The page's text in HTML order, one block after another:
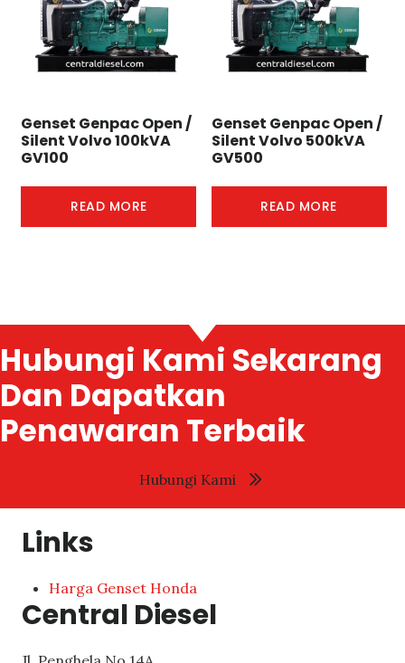
Genset Genpac Open /
Silent Volvo 100kVA
GV100
READ MORE
Genset Genpac Open /
Silent Volvo 500kVA
GV500
READ MORE
Hubungi Kami Sekarang
Dan Dapatkan
Penawaran Terbaik
Hubungi Kami
Links
Harga Genset Honda
Central Diesel